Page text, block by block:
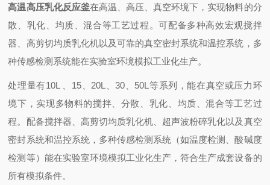
高温高压乳化反应釜在高温、高压、真空环境下，实现物料的分
散、乳化、均质、混合等工艺过程。可配备多种高效宏观搅拌
器、高剪切均质乳化机以及可靠的真空密封系统和温控系统，多
种传感检测系统能在实验室环境模拟工业化生产。
处理量有10L 、15、20L、30、50L等系列，能在真空或压力环
境下，实现多物料的搅拌、分散、乳化、均质、混合等工艺过
程。配备搅拌器、高剪切均质乳化机、超声波粉碎乳化以及真空
密封系统和温控系统，多种传感检测系统（如温度检测、酸碱度
检测等）能在实验室环境模拟工业化生产，符合生产成套设备的
所有模拟条件。